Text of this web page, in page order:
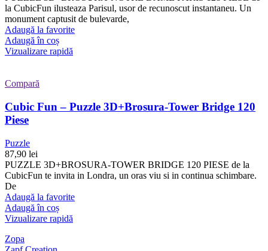
la CubicFun ilusteaza Parisul, usor de recunoscut instantaneu. Un
monument captusit de bulevarde,
Adaugă la favorite
Adaugă în coș
Vizualizare rapidă
Compară
Cubic Fun – Puzzle 3D+Brosura-Tower Bridge 120
Piese
Puzzle
87,90 lei
PUZZLE 3D+BROSURA-TOWER BRIDGE 120 PIESE de la
CubicFun te invita in Londra, un oras viu si in continua schimbare.
De
Adaugă la favorite
Adaugă în coș
Vizualizare rapidă
Zopa